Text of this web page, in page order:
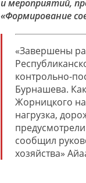
и мероприятий,
«Формирование
«Завершены
контрольно-
Бурнашева.
Жорницкого
нагрузка,
сообщил
хозяйства»